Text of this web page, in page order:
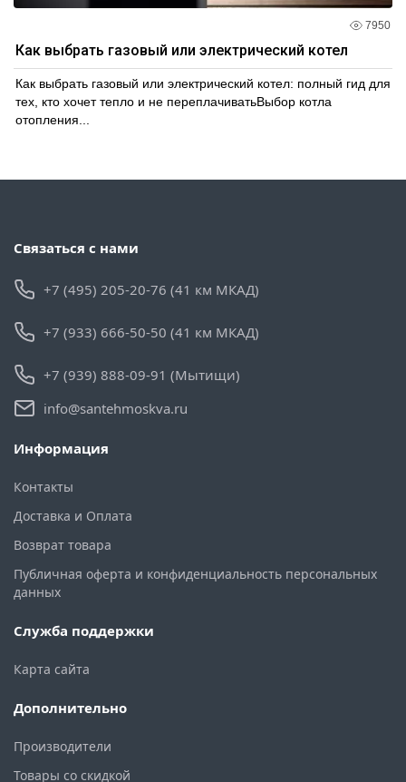
7950
Как выбрать газовый или электрический котел
Как выбрать газовый или электрический котел: полный гид для
тех, кто хочет тепло и не переплачиватьВыбор котла
отопления...
Связаться с нами
+7 (495) 205-20-76 (41 км МКАД)
+7 (933) 666-50-50 (41 км МКАД)
+7 (939) 888-09-91 (Мытищи)
info@santehmoskva.ru
Информация
Контакты
Доставка и Оплата
Возврат товара
Публичная оферта и конфиденциальность персональных
данных
Служба поддержки
Карта сайта
Дополнительно
Производители
Товары со скидкой